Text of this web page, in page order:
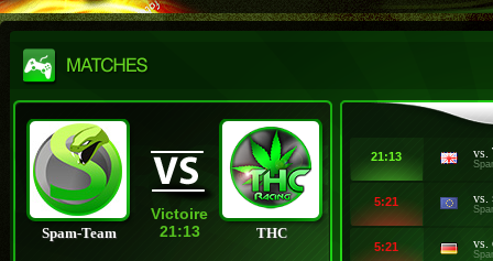
Spam-Team
Victoire
21:13
THC
21:13 vs.
5:21 vs.
5:21 vs.